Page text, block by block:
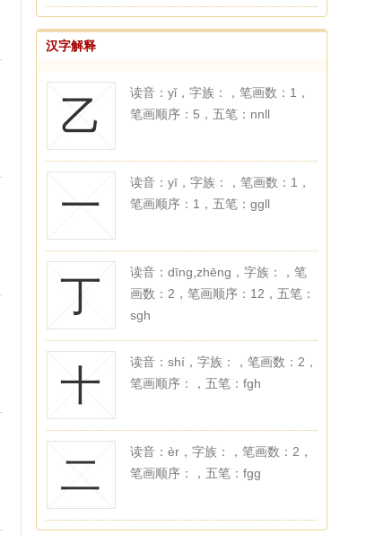
分析哲学（维特根斯坦、语...
汉字解释
乙
读音：yǐ，字族：，笔画数：1，
笔画顺序：5，五笔：nnll
一
读音：yī，字族：，笔画数：1，
笔画顺序：1，五笔：ggll
丁
读音：dīng,zhēng，字族：，笔
画数：2，笔画顺序：12，五笔：
sgh
十
读音：shí，字族：，笔画数：2，
笔画顺序：，五笔：fgh
二
读音：èr，字族：，笔画数：2，
笔画顺序：，五笔：fgg